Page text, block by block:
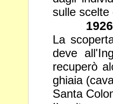
sulle scelte
La
deve
recuperò
ghiaia
Santa